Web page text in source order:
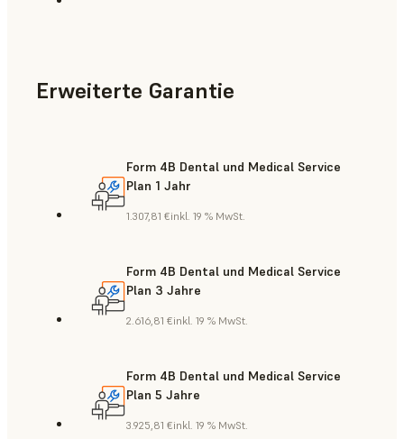
Erweiterte Garantie
Form 4B Dental und Medical Service
Plan 1 Jahr
1.307,81 €inkl. 19 % MwSt.
Form 4B Dental und Medical Service
Plan 3 Jahre
2.616,81 €inkl. 19 % MwSt.
Form 4B Dental und Medical Service
Plan 5 Jahre
3.925,81 €inkl. 19 % MwSt.